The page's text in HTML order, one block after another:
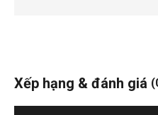
Xếp hạng & đánh giá